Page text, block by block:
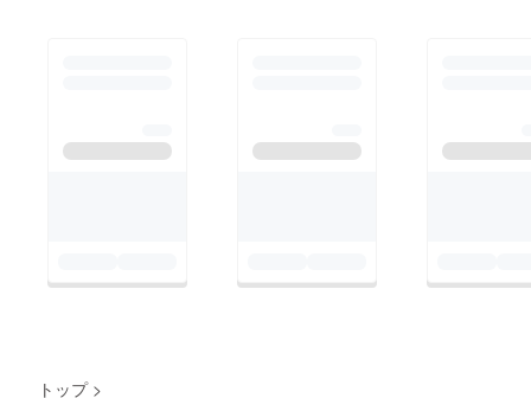
トップ >